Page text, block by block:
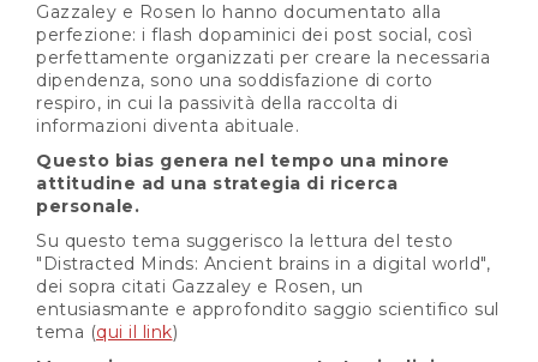
Gazzaley e Rosen lo hanno documentato alla
perfezione: i flash dopaminici dei post social, così
perfettamente organizzati per creare la necessaria
dipendenza, sono una soddisfazione di corto
respiro, in cui la passività della raccolta di
informazioni diventa abituale.
Questo bias genera nel tempo una minore
attitudine ad una strategia di ricerca
personale.
Su questo tema suggerisco la lettura del testo
"Distracted Minds: Ancient brains in a digital world",
dei sopra citati Gazzaley e Rosen, un
entusiasmante e approfondito saggio scientifico sul
tema (qui il link)